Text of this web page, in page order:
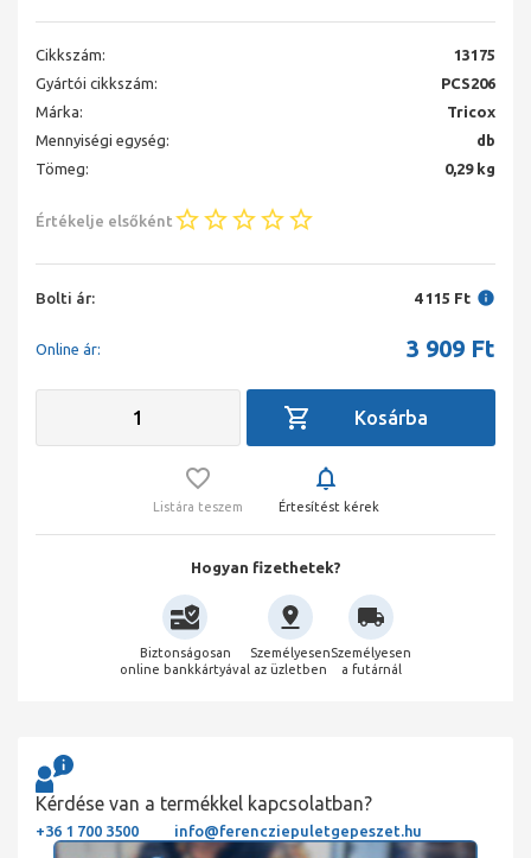
Cikkszám:
13175
Gyártói cikkszám:
PCS206
Márka:
Tricox
Mennyiségi egység:
db
Tömeg:
0,29 kg
Értékelje elsőként
Bolti ár: 4 115 Ft
Online ár: 3 909 Ft
Listára teszem Értesítést kérek
Hogyan fizethetek?
Biztonságosan
online bankkártyával
Személyesen
az üzletben
Személyesen
a futárnál
Kérdése van a termékkel kapcsolatban?
+36 1 700 3500 info@ferencziepuletgepeszet.hu